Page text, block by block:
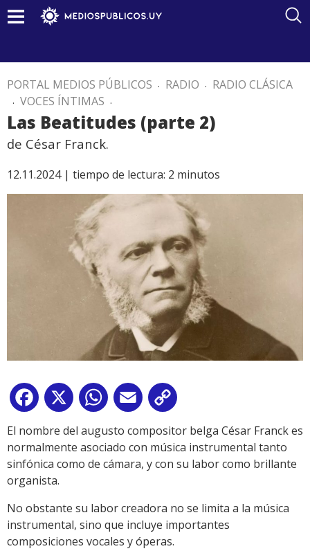
PORTAL MEDIOS PÚBLICOS . RADIO . RADIO CLÁSICA
. VOCES ÍNTIMAS .
Las Beatitudes (parte 2)
de César Franck.
12.11.2024 | tiempo de lectura: 2 minutos
Facebook
X WhatsApp
Email
Link
El nombre del augusto compositor belga César Franck es
normalmente asociado con música instrumental tanto
sinfónica como de cámara, y con su labor como brillante
organista.
No obstante su labor creadora no se limita a la música
instrumental, sino que incluye importantes
composiciones vocales y óperas.